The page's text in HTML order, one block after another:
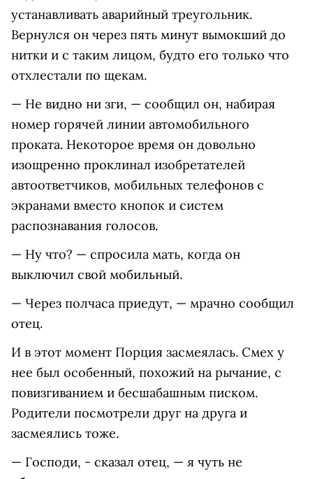
устанавливать аварийный треугольник.
Вернулся он через пять минут вымокший до
нитки и с таким лицом, будто его только что
отхлестали по щекам.
— Не видно ни зги, — сообщил он, набирая
номер горячей линии автомобильного
проката. Некоторое время он довольно
изощренно проклинал изобретателей
автоответчиков, мобильных телефонов с
экранами вместо кнопок и систем
распознавания голосов.
— Ну что? — спросила мать, когда он
выключил свой мобильный.
— Через полчаса приедут, — мрачно сообщил
отец.
И в этот момент Порция засмеялась. Смех у
нее был особенный, похожий на рычание, с
повизгиванием и бесшабашным писком.
Родители посмотрели друг на друга и
засмеялись тоже.
— Господи, - сказал отец, — я чуть не